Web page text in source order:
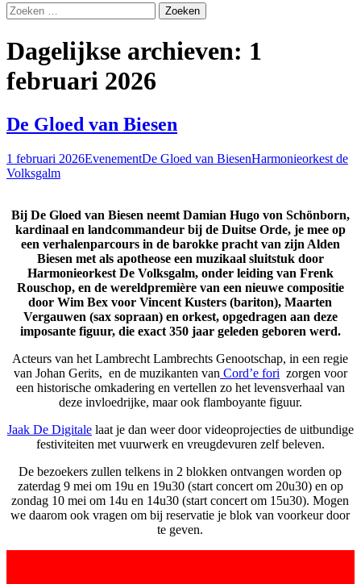
Zoeken
naar:
Dagelijkse archieven: 1
februari 2026
De Gloed van Biesen
1 februari 2026EvenementDe Gloed van BiesenHarmonieorkest de
Volksgalm
Bij De Gloed van Biesen neemt Damian Hugo von Schönborn,
kardinaal en landcommandeur bij de Duitse Orde, je mee op
een verhalenparcours in de barokke pracht van zijn Alden
Biesen met als apotheose een muzikaal sluitstuk door
Harmonieorkest De Volksgalm, onder leiding van Frenk
Rouschop, en de wereldpremière van een nieuwe compositie
door Wim Bex voor Vincent Kusters (bariton), Maarten
Vergauwen (sax sopraan) en orkest, opgedragen aan deze
imposante figuur, die exact 350 jaar geleden geboren werd.
Acteurs van het Lambrecht Lambrechts Genootschap, in een regie
van Johan Gerits, en de muzikanten van Cord’e fori zorgen voor
een historische omkadering en vertellen zo het levensverhaal van
deze invloedrijke, maar ook flamboyante figuur.
Jaak De Digitale laat je dan weer door videoprojecties de uitbundige
festiviteiten met vuurwerk en vreugdevuren zelf beleven.
De bezoekers zullen telkens in 2 blokken ontvangen worden op
zaterdag 9 mei om 19u en 19u30 (start concert om 20u30) en op
zondag 10 mei om 14u en 14u30 (start concert om 15u30). Mogen
we daarom ook vragen om bij reservatie je blok van voorkeur door
te geven.